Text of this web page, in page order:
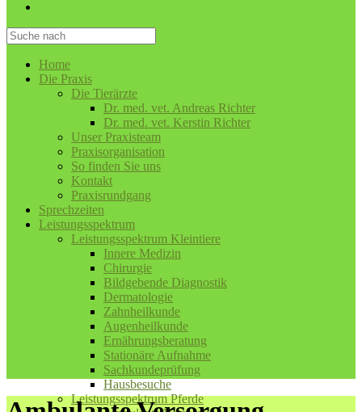
Home
Die Praxis
Die Tierärzte
Dr. med. vet. Andreas Richter
Dr. med. vet. Kerstin Richter
Unser Praxisteam
Praxisorganisation
So finden Sie uns
Kontakt
Praxisrundgang
Sprechzeiten
Leistungsspektrum
Leistungsspektrum Kleintiere
Innere Medizin
Chirurgie
Bildgebende Diagnostik
Dermatologie
Zahnheilkunde
Augenheilkunde
Ernährungsberatung
Stationäre Aufnahme
Sachkundeprüfung
Hausbesuche
Leistungsspektrum Pferde